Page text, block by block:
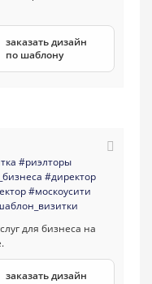
заказать дизайн
по шаблону
#риэлторы
#директор
#москоусити
заказать дизайн